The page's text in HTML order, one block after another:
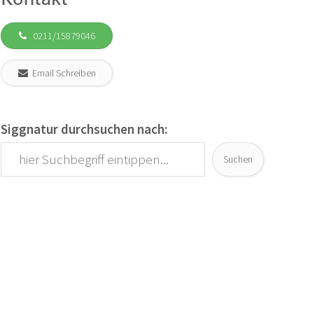
0211/15879046
Email Schreiben
Siggnatur durchsuchen nach:
Suchen